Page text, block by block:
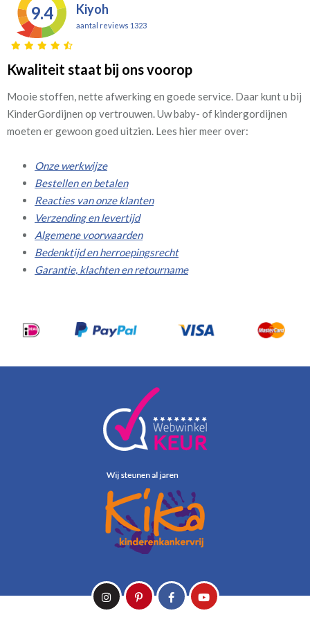
9.4 Kiyoh
aantal reviews 1323
Kwaliteit staat bij ons voorop
Mooie stoffen, nette afwerking en goede service. Daar kunt u bij
KinderGordijnen op vertrouwen. Uw baby- of kindergordijnen
moeten er gewoon goed uitzien. Lees hier meer over:
Onze werkwijze
Bestellen en betalen
Reacties van onze klanten
Verzending en levertijd
Algemene voorwaarden
Bedenktijd en herroepingsrecht
Garantie, klachten en retourname